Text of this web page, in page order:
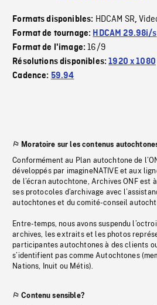
Formats disponibles: HDCAM SR,
Format de tournage: HDCAM 29.98i/s
Format de l'image:16/9
Résolutions disponibles:1920 x 1080
Cadence: 59.94
Moratoire sur les contenus
Conformément au Plan autochtone de
développés par imagineNATIVE et aux
de l’écran autochtone, Archives ONF est
ses protocoles d’archivage avec
autochtones et du comité-conseil
Entre-temps, nous avons suspendu
archives, les extraits et les photos
participantes autochtones à des clients
s’identifient pas comme Autochtones
Nations, Inuit ou Métis).
Contenu sensible?